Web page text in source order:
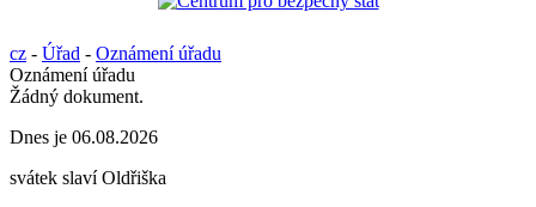
cz - Úřad - Oznámení úřadu
Oznámení úřadu
Žádný dokument.
Dnes je 06.08.2026
svátek slaví Oldřiška